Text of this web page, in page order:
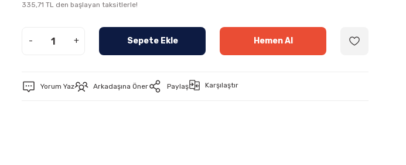
335,71 TL den başlayan taksitlerle!
- + Sepete Ekle Hemen Al
Yorum Yaz Arkadaşına Öner Paylaş Karşılaştır